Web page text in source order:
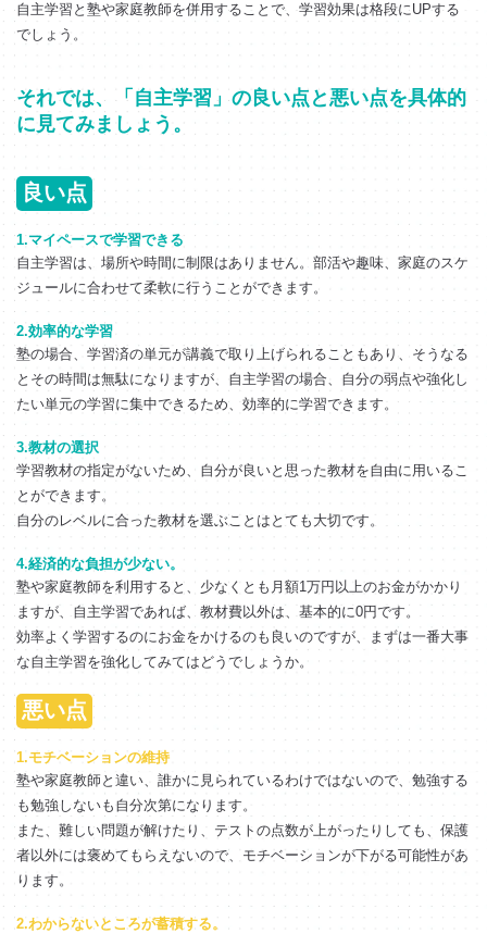
自主学習と塾や家庭教師を併用することで、学習効果は格段にUPする
でしょう。
それでは、「自主学習」の良い点と悪い点を具体的
に見てみましょう。
良い点
1.マイペースで学習できる
自主学習は、場所や時間に制限はありません。部活や趣味、家庭のスケ
ジュールに合わせて柔軟に行うことができます。
2.効率的な学習
塾の場合、学習済の単元が講義で取り上げられることもあり、そうなる
とその時間は無駄になりますが、自主学習の場合、自分の弱点や強化し
たい単元の学習に集中できるため、効率的に学習できます。
3.教材の選択
学習教材の指定がないため、自分が良いと思った教材を自由に用いるこ
とができます。
自分のレベルに合った教材を選ぶことはとても大切です。
4.経済的な負担が少ない。
塾や家庭教師を利用すると、少なくとも月額1万円以上のお金がかかり
ますが、自主学習であれば、教材費以外は、基本的に0円です。
効率よく学習するのにお金をかけるのも良いのですが、まずは一番大事
な自主学習を強化してみてはどうでしょうか。
悪い点
1.モチベーションの維持
塾や家庭教師と違い、誰かに見られているわけではないので、勉強する
も勉強しないも自分次第になります。
また、難しい問題が解けたり、テストの点数が上がったりしても、保護
者以外には褒めてもらえないので、モチベーションが下がる可能性があ
ります。
2.わからないところが蓄積する。